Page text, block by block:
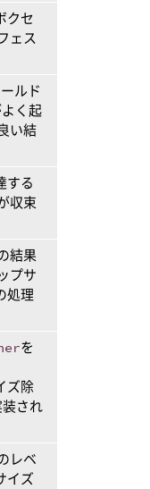
クセ
ェス
ルド
く起
い結
する
収束
結果
プサ
処理
を
ズ除
され
レベ
イズ